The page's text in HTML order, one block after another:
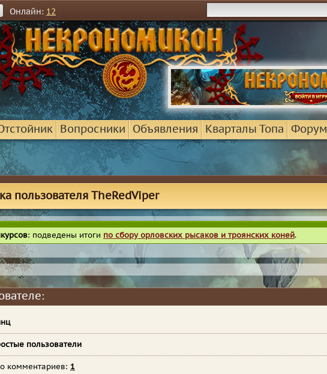
Онлайн: 12
Вопросники Объявления Кварталы Топа Форум
пользователя TheRedViper
: подведены итоги по сбору орловских рысаков и троянских коней.
пользователи
комментариев: 1